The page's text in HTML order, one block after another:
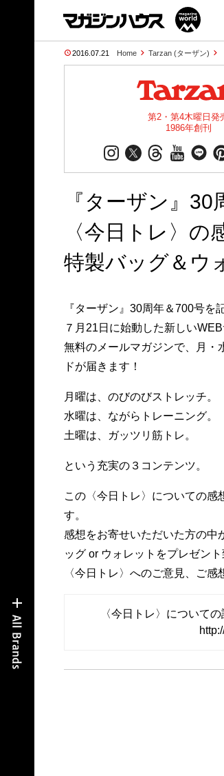
2016.07.21 Home Tarzan (ターザン)
第2・第4木曜日発
1986年創刊
『ターザン』30
〈今日トレ〉の
特製バッグ＆ウ
『ターザン』30周年＆700号を
７月21日に始動した新しい
無料のメールマガジンで、月・
ドが届きます！
月曜は、のびのびストレッチ。
水曜は、ながらトレーニング。
土曜は、ガッツリ筋トレ。
という充実の３コンテンツ。
この〈今日トレ〉についての感
す。
感想をお寄せいただいた方の中
ッグ or ウォレットをプレゼント
〈今日トレ〉へのご意見、ご感
〈今日トレ〉について